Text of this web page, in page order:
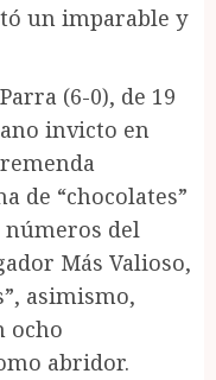
un imparable y
(6-0), de 19
invicto en
de “chocolates”
números del
Más Valioso,
asimismo,
ocho
abridor.